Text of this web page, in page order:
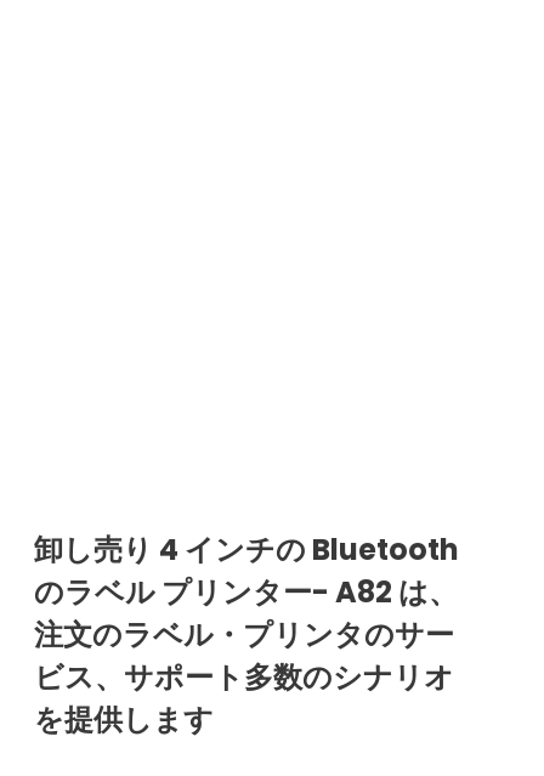
卸し売り 4 インチの Bluetooth
のラベル プリンター- A82 は、
注文のラベル・プリンタのサー
ビス、サポート多数のシナリオ
を提供します